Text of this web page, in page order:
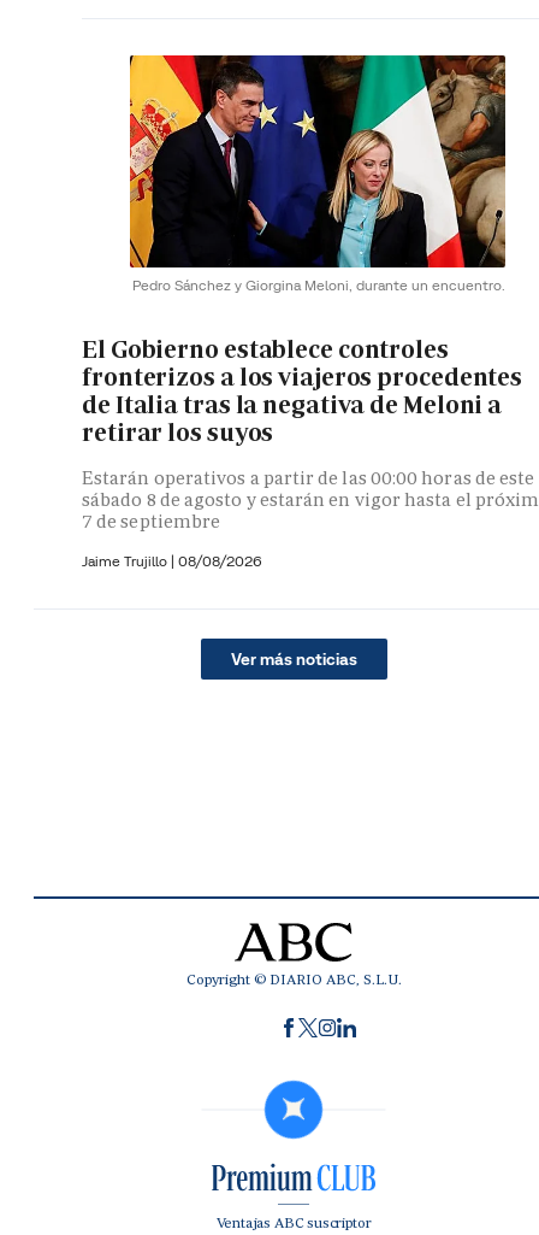
Pedro Sánchez y Giorgina Meloni, durante un encuentro.
El Gobierno establece controles
fronterizos a los viajeros procedentes
de Italia tras la negativa de Meloni a
retirar los suyos
Estarán operativos a partir de las 00:00 horas de este
sábado 8 de agosto y estarán en vigor hasta el
7 de septiembre
Jaime Trujillo | 08/08/2026
Ver más noticias
Copyright © DIARIO ABC, S.L.U.
Ventajas ABC suscriptor